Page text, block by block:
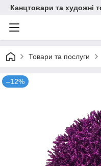
Канцтовари та художні
Товари та послуги
–12%